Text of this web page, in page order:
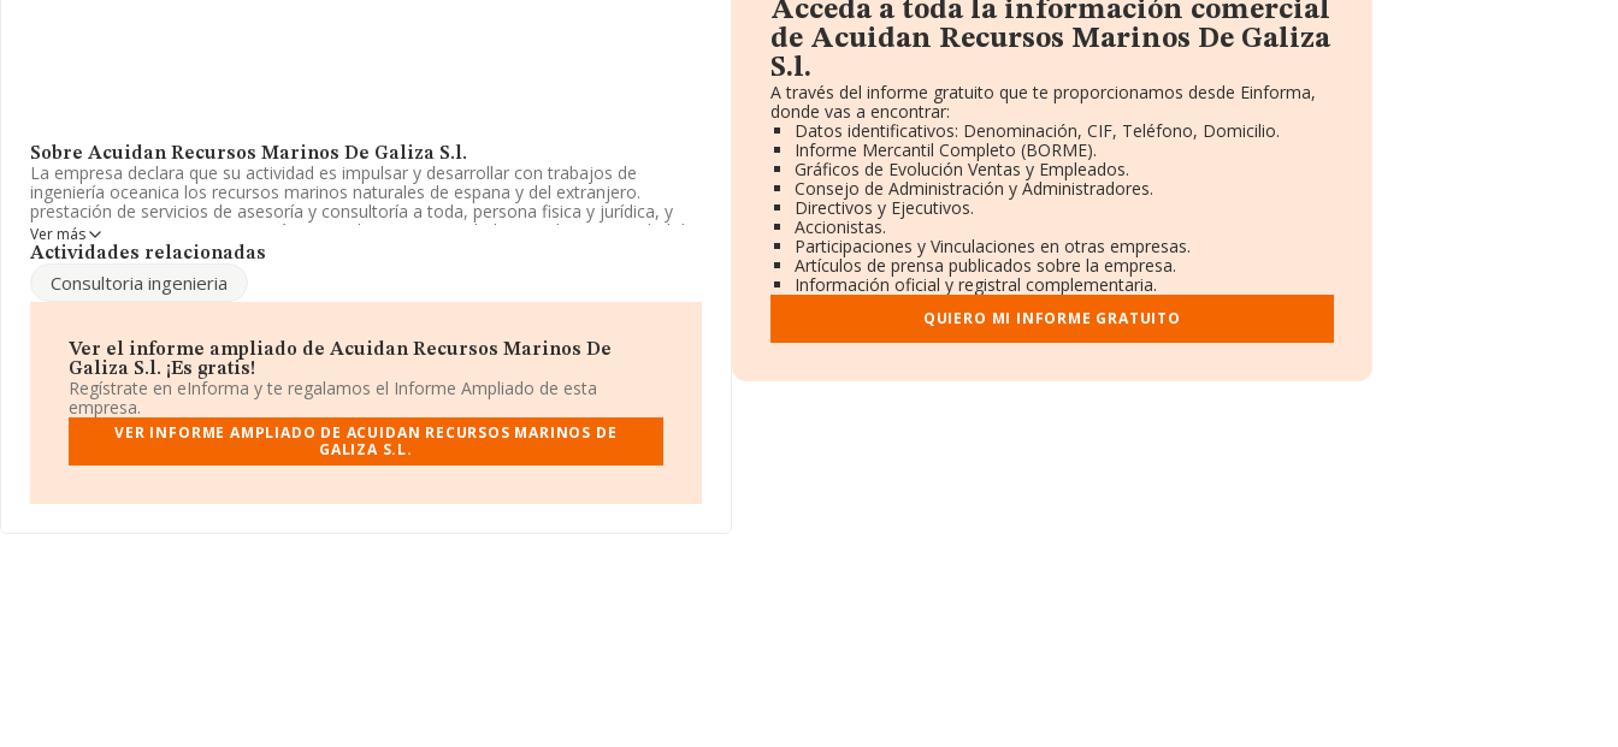
Sobre Acuidan Recursos Marinos De Galiza S.l.
La empresa declara que su actividad es impulsar y desarrollar con trabajos de
ingeniería oceanica los recursos marinos naturales de espana y del extranjero.
prestación de servicios de asesoría y consultoría a toda, persona fisica y jurídica, y
organizaciones. La empresa está registrada como Sociedad Limitada. La actividad de
referencia CNAE corresponde a 'Servicios técnicos de ingeniería y otras actividades
tiene actividad en mercados exteriores.
municipio de Mañon, en A Coruña, Galicia.
En base a la información de la que dispone INFORMA sobre 41.818 compañías, a
nivel nacional la facturación asciende a 29.667 millones de euros y la media entre
todas las compañías es de 709 mil euros de ventas. Teniendo en cuenta la
información sobre A Coruña, en la base de datos de INFORMA aparecen 965
empresas, cuyas ventas han obtenido los 865 millones de euros. Con el fin de ampliar
antigüedad alcanza los 16 años desde la constitución.
Ver más
Actividades relacionadas
Consultoria ingenieria
Ver el informe ampliado de Acuidan Recursos Marinos De
Galiza S.l. ¡Es gratis!
Regístrate en eInforma y te regalamos el Informe Ampliado de esta
empresa.
VER INFORME AMPLIADO DE ACUIDAN RECURSOS MARINOS DE
GALIZA S.L.
Acceda a toda la información comercial
de Acuidan Recursos Marinos De Galiza
S.l.
A través del informe gratuito que te proporcionamos desde Einforma,
donde vas a encontrar:
Datos identificativos: Denominación, CIF, Teléfono, Domicilio.
Informe Mercantil Completo (BORME).
Gráficos de Evolución Ventas y Empleados.
Consejo de Administración y Administradores.
Directivos y Ejecutivos.
Accionistas.
Participaciones y Vinculaciones en otras empresas.
Artículos de prensa publicados sobre la empresa.
Información oficial y registral complementaria.
QUIERO MI INFORME GRATUITO